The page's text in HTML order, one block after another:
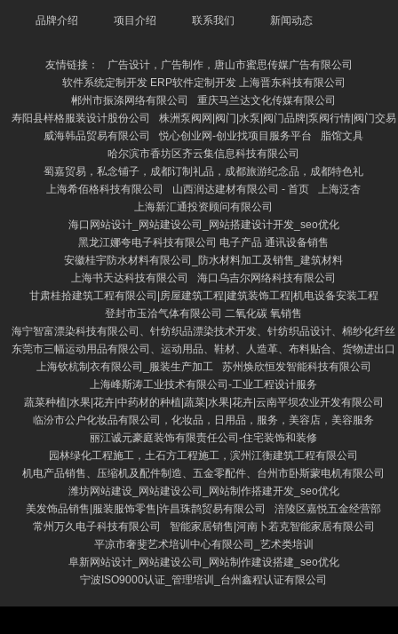
品牌介绍 项目介绍 联系我们 新闻动态
友情链接：
广告设计，广告制作，唐山市蜜思传媒广告有限公司
软件系统定制开发 ERP软件定制开发 上海晋东科技有限公司
郴州市振涤网络有限公司
重庆马兰达文化传媒有限公司
寿阳县样格服装设计股份公司
株洲泵阀网|阀门|水泵|阀门品牌|泵阀行情|阀门交易
威海韩品贸易有限公司
悦心创业网-创业找项目服务平台
脂馆文具
哈尔滨市香坊区齐云集信息科技有限公司
蜀嘉贸易，私念铺子，成都订制礼品，成都旅游纪念品，成都特色礼
上海希佰格科技有限公司
山西润达建材有限公司 - 首页
上海泛杏
上海新汇通投资顾问有限公司
海口网站设计_网站建设公司_网站搭建设计开发_seo优化
黑龙江娜夸电子科技有限公司 电子产品 通讯设备销售
安徽桂宇防水材料有限公司_防水材料加工及销售_建筑材料
上海书天达科技有限公司
海口乌吉尔网络科技有限公司
甘肃桂拾建筑工程有限公司|房屋建筑工程|建筑装饰工程|机电设备安装工程
登封市玉洽气体有限公司 二氧化碳 氧销售
海宁智富漂染科技有限公司、针纺织品漂染技术开发、针纺织品设计、棉纱化纤丝
东莞市三幅运动用品有限公司、运动用品、鞋材、人造革、布料贴合、货物进出口
上海钦杭制衣有限公司_服装生产加工
苏州焕欣恒发智能科技有限公司
上海峰斯涛工业技术有限公司-工业工程设计服务
蔬菜种植|水果|花卉|中药材的种植|蔬菜|水果|花卉|云南平坝农业开发有限公司
临汾市公户化妆品有限公司，化妆品，日用品，服务，美容店，美容服务
丽江诚元豪庭装饰有限责任公司-住宅装饰和装修
园林绿化工程施工，土石方工程施工，滨州江衡建筑工程有限公司
机电产品销售、压缩机及配件制造、五金零配件、台州市卧斯蒙电机有限公司
潍坊网站建设_网站建设公司_网站制作搭建开发_seo优化
美发饰品销售|服装服饰零售|许昌珠鹊贸易有限公司
涪陵区嘉悦五金经营部
常州万久电子科技有限公司
智能家居销售|河南卜若克智能家居有限公司
平凉市奢斐艺术培训中心有限公司_艺术类培训
阜新网站设计_网站建设公司_网站制作建设搭建_seo优化
宁波ISO9000认证_管理培训_台州鑫程认证有限公司